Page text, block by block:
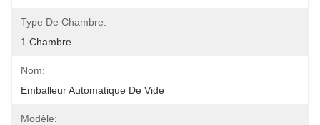
Type De Chambre:
1 Chambre
Nom:
Emballeur Automatique De Vide
Modèle: